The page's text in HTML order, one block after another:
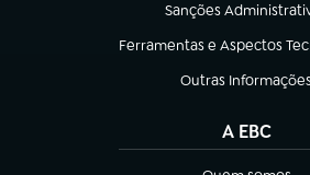
Sanções
(abre em nova aba)
Ferramentas e Aspectos
(abre em nova aba)
Outras
(abre em nova aba)
A EBC